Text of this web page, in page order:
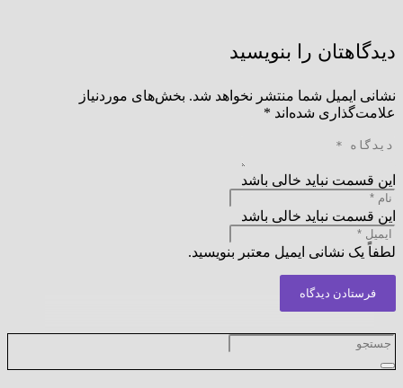
دیدگاهتان را بنویسید
نشانی ایمیل شما منتشر نخواهد شد. بخش‌های موردنیاز
علامت‌گذاری شده‌اند *
این قسمت نباید خالی باشد
این قسمت نباید خالی باشد
لطفاً یک نشانی ایمیل معتبر بنویسید.
فرستادن دیدگاه